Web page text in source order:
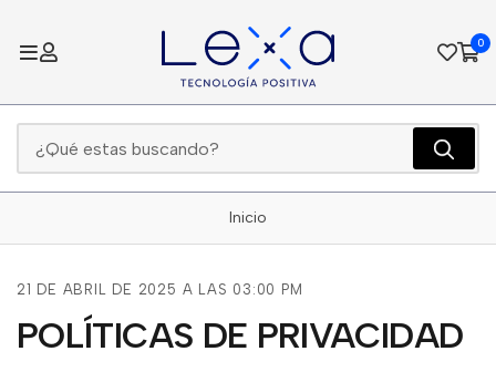
0
Inicio
21 DE ABRIL DE 2025 A LAS 03:00 PM
POLÍTICAS DE PRIVACIDAD